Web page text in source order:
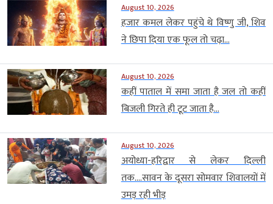
August 10, 2026
हजार कमल लेकर पहुंचे थे विष्णु जी, शिव
ने छिपा दिया एक फूल तो चढ़ा...
August 10, 2026
कहीं पाताल में समा जाता है जल तो कहीं
बिजली गिरते ही टूट जाता है...
August 10, 2026
अयोध्या-हरिद्वार से लेकर दिल्ली
तक….सावन के दूसरा सोमवार शिवालयों में
उमड़ रही भीड़